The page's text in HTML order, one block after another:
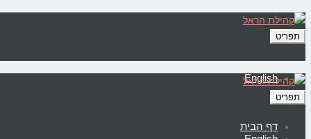
תפריט
English
דף הבית
תפריט